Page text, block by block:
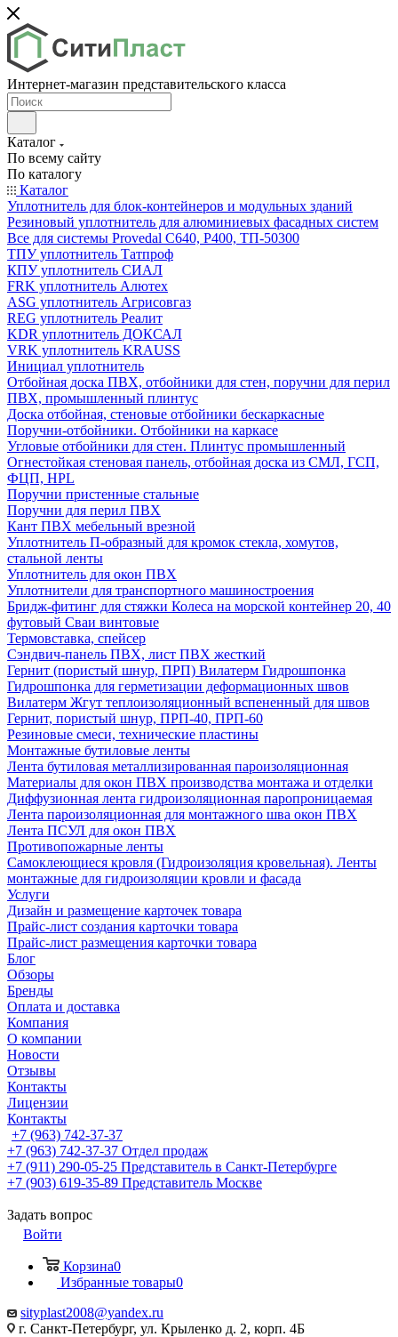
Интернет-магазин представительского класса
Каталог
По всему сайту
По каталогу
Каталог
Уплотнитель для блок-контейнеров и модульных зданий
Резиновый уплотнитель для алюминиевых фасадных систем
Все для системы Provedal С640, Р400, ТП-50300
ТПУ уплотнитель Татпроф
КПУ уплотнитель СИАЛ
FRK уплотнитель Алютех
ASG уплотнитель Агрисовгаз
REG уплотнитель Реалит
KDR уплотнитель ДОКСАЛ
VRK уплотнитель KRAUSS
Инициал уплотнитель
Отбойная доска ПВХ, отбойники для стен, поручни для перил
ПВХ, промышленный плинтус
Доска отбойная, стеновые отбойники бескаркасные
Поручни-отбойники. Отбойники на каркасе
Угловые отбойники для стен. Плинтус промышленный
Огнестойкая стеновая панель, отбойная доска из СМЛ, ГСП,
ФЦП, HPL
Поручни пристенные стальные
Поручни для перил ПВХ
Кант ПВХ мебельный врезной
Уплотнитель П-образный для кромок стекла, хомутов,
стальной ленты
Уплотнитель для окон ПВХ
Уплотнители для транспортного машиностроения
Бридж-фитинг для стяжки Колеса на морской контейнер 20, 40
футовый Сваи винтовые
Термовставка, спейсер
Сэндвич-панель ПВХ, лист ПВХ жесткий
Гернит (пористый шнур, ПРП) Вилатерм Гидрошпонка
Гидрошпонка для герметизации деформационных швов
Вилатерм Жгут теплоизоляционный вспененный для швов
Гернит, пористый шнур, ПРП-40, ПРП-60
Резиновые смеси, технические пластины
Монтажные бутиловые ленты
Лента бутиловая металлизированная пароизоляционная
Материалы для окон ПВХ производства монтажа и отделки
Диффузионная лента гидроизоляционная паропроницаемая
Лента пароизоляционная для монтажного шва окон ПВХ
Лента ПСУЛ для окон ПВХ
Противопожарные ленты
Самоклеющиеся кровля (Гидроизоляция кровельная). Ленты
монтажные для гидроизоляции кровли и фасада
Услуги
Дизайн и размещение карточек товара
Прайс-лист создания карточки товара
Прайс-лист размещения карточки товара
Блог
Обзоры
Бренды
Оплата и доставка
Компания
О компании
Новости
Отзывы
Контакты
Лицензии
Контакты
+7 (963) 742-37-37
+7 (963) 742-37-37 Отдел продаж
+7 (911) 290-05-25 Представитель в Санкт-Петербурге
+7 (903) 619-35-89 Представитель Москве
Задать вопрос
Войти
Корзина0
Избранные товары0
sityplast2008@yandex.ru
г. Санкт-Петербург, ул. Крыленко д. 2, корп. 4Б